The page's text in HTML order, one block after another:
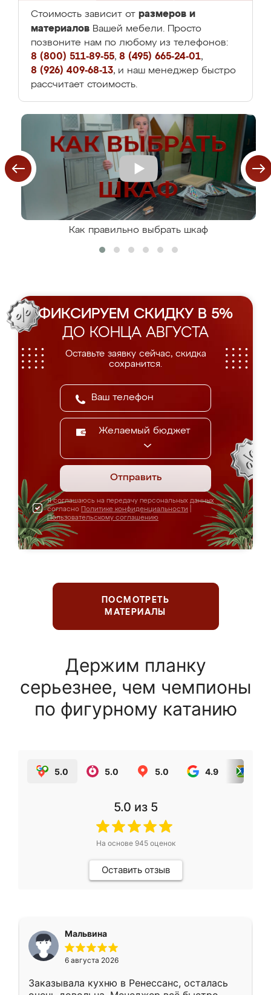
Стоимость зависит от размеров и
материалов Вашей мебели. Просто
позвоните нам по любому из телефонов:
8 (800) 511-89-55, 8 (495) 665-24-01,
8 (926) 409-68-13, и наш менеджер быстро
рассчитает стоимость.
Как правильно выбрать шкаф
ФИКСИРУЕМ СКИДКУ В 5%
ДО КОНЦА АВГУСТА
Оставьте заявку сейчас, скидка
сохранится.
Желаемый бюджет
Отправить
Я соглашаюсь на передачу персональных данных
согласно Политике конфиденциальности
Пользовательскому соглашению
ПОСМОТРЕТЬ
МАТЕРИАЛЫ
Держим планку
серьезнее, чем чемпионы
по фигурному катанию
5.0 5.0 5.0 4.9
5.0 из 5
На основе 945оценок
Оставить отзыв
Мальвина
6 августа 2026
Заказывала кухню в Ренессанс, осталась